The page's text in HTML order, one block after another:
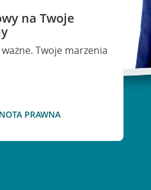
na Twoje
Twoje marzenia
NOTA PRAWNA